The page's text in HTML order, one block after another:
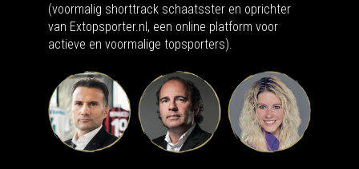
(voormalig shorttrack schaatsster en oprichter
van Extopsporter.nl, een online platform voor
actieve en voormalige topsporters).